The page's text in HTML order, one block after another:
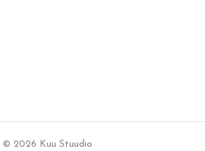
© 2026 Kuu Stuudio